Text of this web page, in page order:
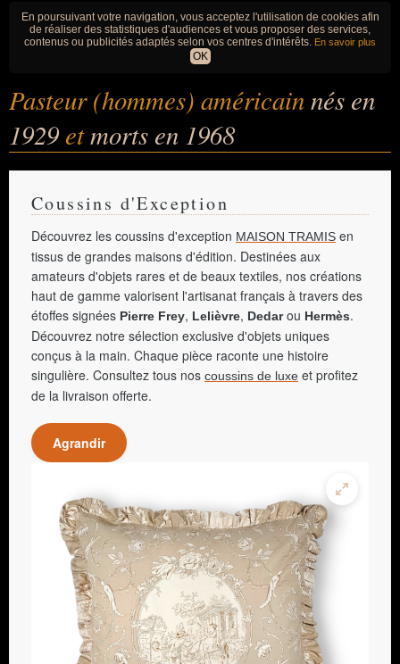
En poursuivant votre navigation, vous acceptez l'utilisation de cookies afin
de réaliser des statistiques d'audiences et vous proposer des services,
contenus ou publicités adaptés selon vos centres d'intérêts. En savoir plus
OK
Pasteur (hommes) américainnés en
1929etmorts en 1968
Coussins d'Exception
Découvrez les coussins d'exception MAISON TRAMIS en
tissus de grandes maisons d'édition. Destinées aux
amateurs d'objets rares et de beaux textiles, nos créations
haut de gamme valorisent l'artisanat français à travers des
étoffes signées Pierre Frey, Lelièvre, Dedarou Hermès.
Découvrez notre sélection exclusive d'objets uniques
conçus à la main. Chaque pièce raconte une histoire
singulière. Consultez tous nos coussins de luxe et profitez
de la livraison offerte.
Agrandir